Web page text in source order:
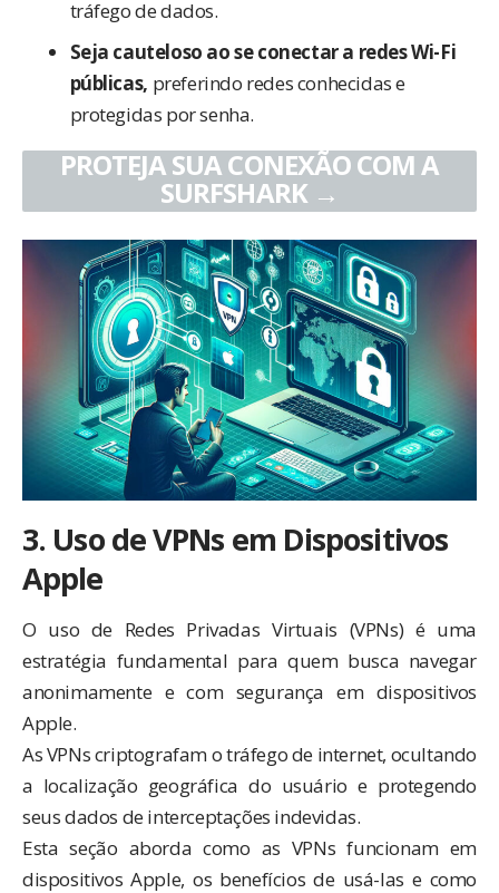
tráfego de dados.
Seja cauteloso ao se conectar a redes Wi-Fi
públicas, preferindo redes conhecidas e
protegidas por senha.
PROTEJA SUA CONEXÃO COM A
SURFSHARK →
3. Uso de VPNs em Dispositivos
Apple
O uso de Redes Privadas Virtuais (VPNs) é uma
estratégia fundamental para quem busca navegar
anonimamente e com segurança em dispositivos
Apple.
As VPNs criptografam o tráfego de internet, ocultando
a localização geográfica do usuário e protegendo
seus dados de interceptações indevidas.
Esta seção aborda como as VPNs funcionam em
dispositivos Apple, os benefícios de usá-las e como